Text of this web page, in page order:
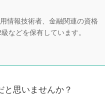
情報技術者、金融関連の資格
などを保有しています。
と思いませんか？